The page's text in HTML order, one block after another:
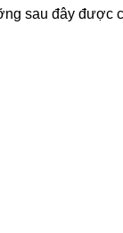
sau đây được